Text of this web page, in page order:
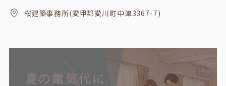
桜建築事務所(愛甲郡愛川町中津3367-7)